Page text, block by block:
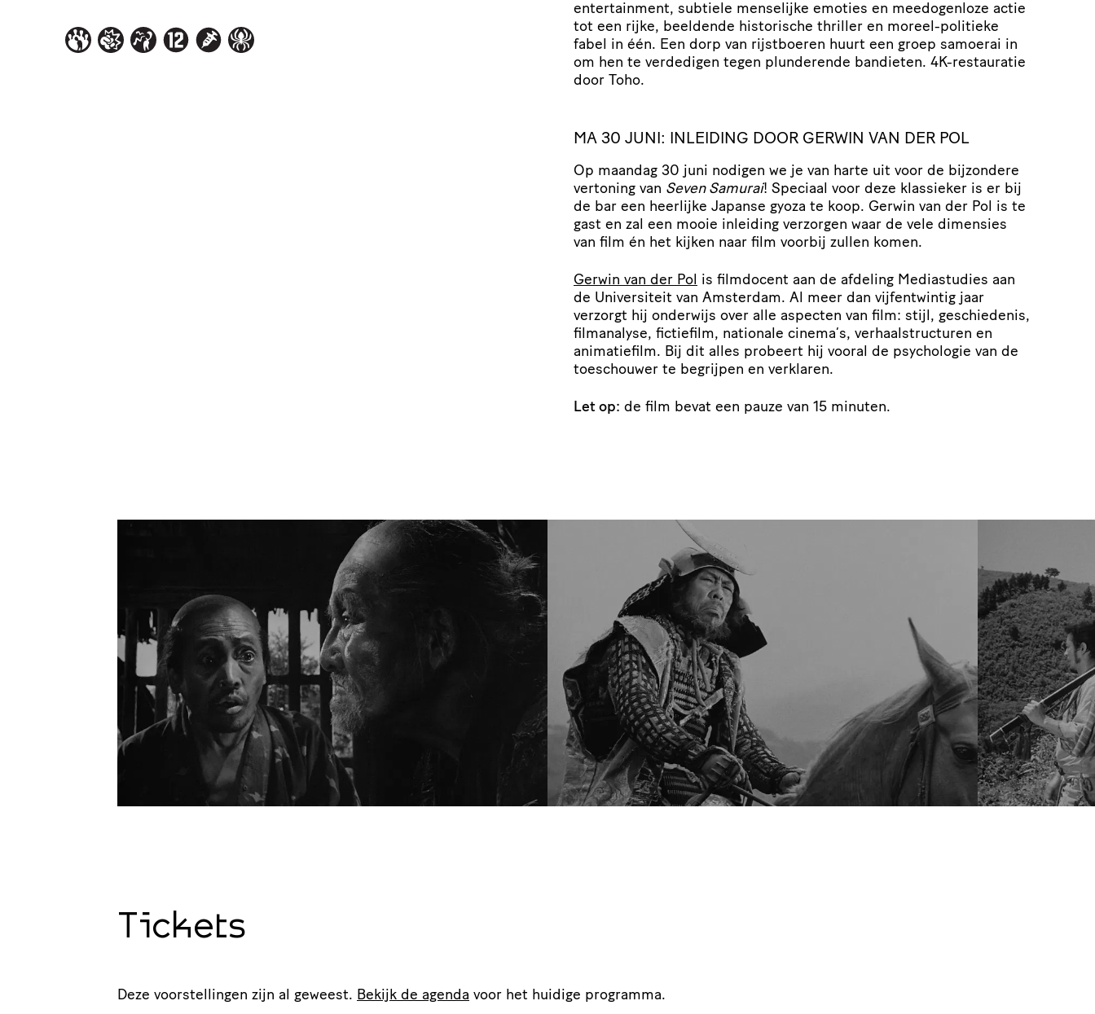
entertainment, subtiele menselijke emoties en meedogenloze actie
tot een rijke, beeldende historische thriller en moreel-politieke
fabel in één. Een dorp van rijstboeren huurt een groep samoerai in
om hen te verdedigen tegen plunderende bandieten. 4K-restauratie
door Toho.
MA 30 JUNI: INLEIDING DOOR GERWIN VAN DER POL
Op maandag 30 juni nodigen we je van harte uit voor de bijzondere
vertoning van Seven Samurai! Speciaal voor deze klassieker is er bij
de bar een heerlijke Japanse gyoza te koop. Gerwin van der Pol is te
gast en zal een mooie inleiding verzorgen waar de vele dimensies
van film én het kijken naar film voorbij zullen komen.
Gerwin van der Pol is filmdocent aan de afdeling Mediastudies aan
de Universiteit van Amsterdam. Al meer dan vijfentwintig jaar
verzorgt hij onderwijs over alle aspecten van film: stijl, geschiedenis,
filmanalyse, fictiefilm, nationale cinema’s, verhaalstructuren en
animatiefilm. Bij dit alles probeert hij vooral de psychologie van de
toeschouwer te begrijpen en verklaren.
Let op: de film bevat een pauze van 15 minuten.
Tickets
Deze voorstellingen zijn al geweest. Bekijk de agenda voor het huidige programma.